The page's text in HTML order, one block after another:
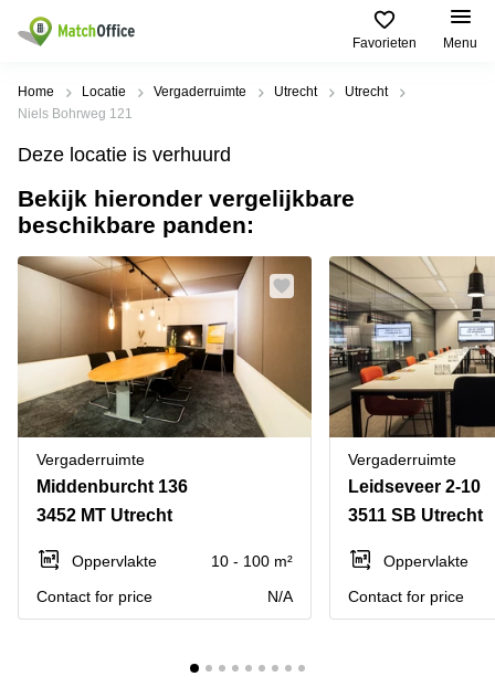
Favorieten Menu
Huren / Verhuren
Productpagina's
Kantoorruimten
Business
Flexplekken
Coworking
Spaces
Vergaderruimten
Virtueel
Kantoor
Bedrijfsruimte
Populaire
Steden
Alkmaar
Oost
Amsterdam
Westpoort
Bergen
Zoom
Amersfoort
Breda
Hengelo
Hilversum
Hoofddorp
Populaire
zoekopdrachten
Kantoorruimte
in Breda
Kantoor
huren
Zoom
Kantoor
huren
Tiel
Kantoor
huren
Reeuwijk
Business
Arnhem
Help
Over ons
Voeg je kantoorruimte toe
Log in
Home Locatie Vergaderruimte Utrecht
Utrecht
Niels Bohrweg 121
Deze locatie is verhuurd
Bekijk hieronder vergelijkbare
beschikbare panden:
Vergaderruimte
Middenburcht 136
3452 MT Utrecht
Oppervlakte
10 - 100 m²
Contact for price
N/A
Vergaderruimte
Leidseveer 2-10
3511 SB Utrecht
Oppervlakte
Contact for price